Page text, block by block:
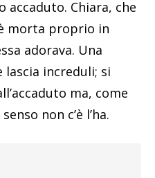
Chiara, che
morta proprio in
adorava. Una
increduli; si
ma, come
non c’è l’ha.